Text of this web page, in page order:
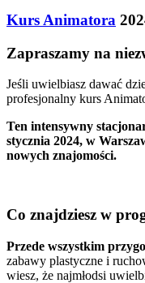
Kurs Animatora
Zapraszamy na
Jeśli uwielbiasz dawać
profesjonalny kurs
Ten intensywny
stycznia 2024, w
nowych znajomości.
Co znajdziesz w
Przede wszystkim
zabawy plastyczne i
wiesz, że najmłodsi